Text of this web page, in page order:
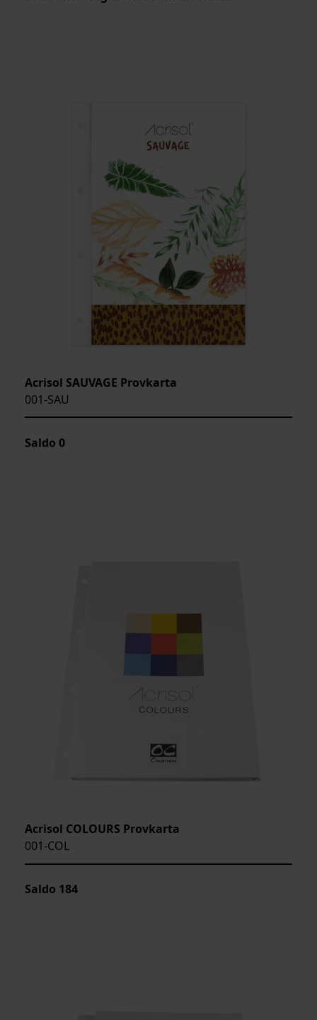
Acrisol SAUVAGE Provkarta
001-SAU
Saldo 0
Acrisol COLOURS Provkarta
001-COL
Saldo 184